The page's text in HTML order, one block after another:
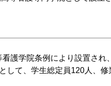
護学院条例により設置され
して、学生総定員120人、修